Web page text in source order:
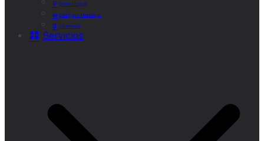
Cómo Llegar
Callejero Municipal
Teléfonos
Servicios